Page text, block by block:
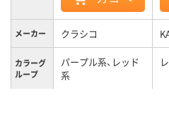
メーカー クラシコ
カラーグ
ループ
パープル系、レッド
系